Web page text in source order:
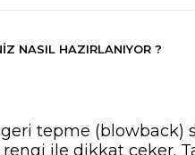
NASIL HAZIRLANIYOR ?
tepme
ile dikkat çeker.